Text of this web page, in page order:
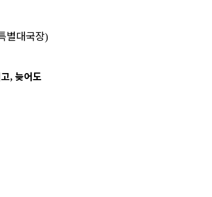
별대국장)
, 늦어도